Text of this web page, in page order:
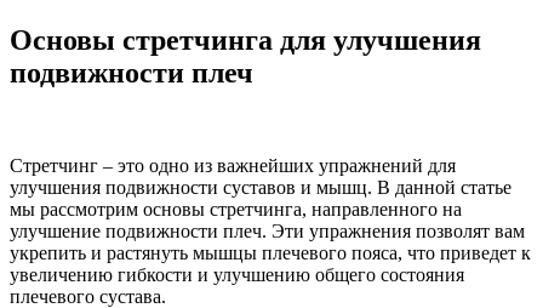
Основы стретчинга для улучшения
подвижности плеч
Стретчинг – это одно из важнейших упражнений для
улучшения подвижности суставов и мышц. В данной статье
мы рассмотрим основы стретчинга, направленного на
улучшение подвижности плеч. Эти упражнения позволят вам
укрепить и растянуть мышцы плечевого пояса, что приведет к
увеличению гибкости и улучшению общего состояния
плечевого сустава.